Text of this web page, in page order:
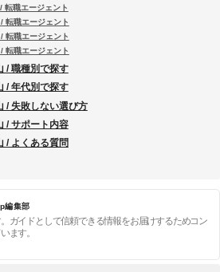
転職エージェント
転職エージェント
転職エージェント
転職エージェント
/ 職種別で探す
/ 年代別で探す
/ 失敗しない選び方
/ サポート内容
/ よくある質問
編集部
ガイドとして信頼できる情報をお届けするためコン
ます。